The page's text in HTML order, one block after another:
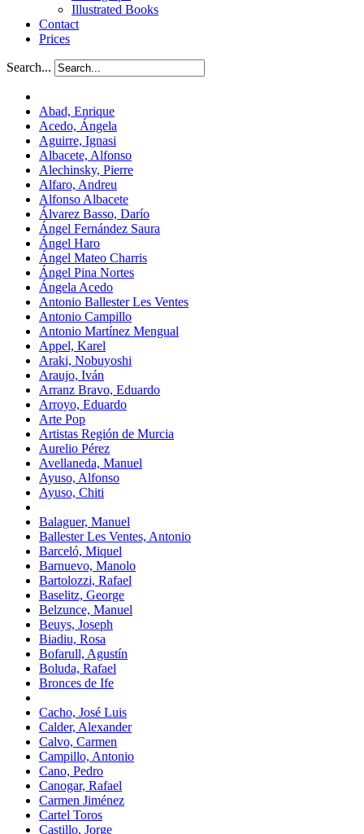
Illustrated Books
Contact
Prices
Search...
Abad, Enrique
Acedo, Ángela
Aguirre, Ignasi
Albacete, Alfonso
Alechinsky, Pierre
Alfaro, Andreu
Alfonso Albacete
Álvarez Basso, Darío
Ángel Fernández Saura
Ángel Haro
Ángel Mateo Charris
Ángel Pina Nortes
Ángela Acedo
Antonio Ballester Les Ventes
Antonio Campillo
Antonio Martínez Mengual
Appel, Karel
Araki, Nobuyoshi
Araujo, Iván
Arranz Bravo, Eduardo
Arroyo, Eduardo
Arte Pop
Artistas Región de Murcia
Aurelio Pérez
Avellaneda, Manuel
Ayuso, Alfonso
Ayuso, Chiti
Balaguer, Manuel
Ballester Les Ventes, Antonio
Barceló, Miquel
Barnuevo, Manolo
Bartolozzi, Rafael
Baselitz, George
Belzunce, Manuel
Beuys, Joseph
Biadiu, Rosa
Bofarull, Agustín
Boluda, Rafael
Bronces de Ife
Cacho, José Luis
Calder, Alexander
Calvo, Carmen
Campillo, Antonio
Cano, Pedro
Canogar, Rafael
Carmen Jiménez
Cartel Toros
Castillo, Jorge